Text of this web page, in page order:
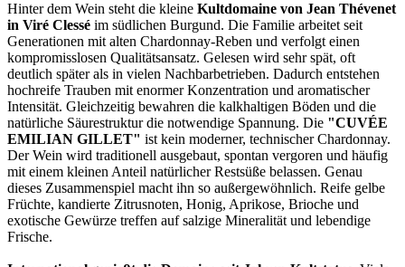
Hinter dem Wein steht die kleine Kultdomaine von Jean Thévenet
in Viré Clessé im südlichen Burgund. Die Familie arbeitet seit
Generationen mit alten Chardonnay-Reben und verfolgt einen
kompromisslosen Qualitätsansatz. Gelesen wird sehr spät, oft
deutlich später als in vielen Nachbarbetrieben. Dadurch entstehen
hochreife Trauben mit enormer Konzentration und aromatischer
Intensität. Gleichzeitig bewahren die kalkhaltigen Böden und die
natürliche Säurestruktur die notwendige Spannung. Die "CUVÉE
EMILIAN GILLET" ist kein moderner, technischer Chardonnay.
Der Wein wird traditionell ausgebaut, spontan vergoren und häufig
mit einem kleinen Anteil natürlicher Restsüße belassen. Genau
dieses Zusammenspiel macht ihn so außergewöhnlich. Reife gelbe
Früchte, kandierte Zitrusnoten, Honig, Aprikose, Brioche und
exotische Gewürze treffen auf salzige Mineralität und lebendige
Frische.